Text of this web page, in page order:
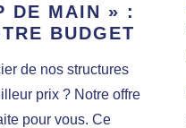
DE MAIN » :
BUDGET
de nos structures
prix ? Notre offre
pour vous. Ce